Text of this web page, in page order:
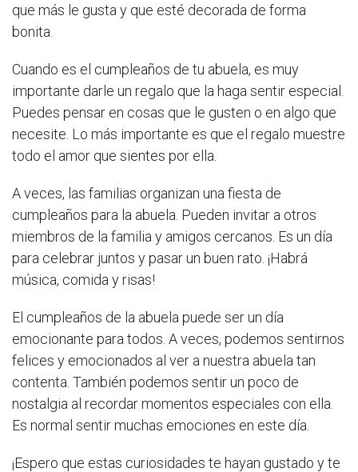
que más le gusta y que esté decorada de forma
bonita.
Cuando es el cumpleaños de tu abuela, es muy
importante darle un regalo que la haga sentir especial.
Puedes pensar en cosas que le gusten o en algo que
necesite. Lo más importante es que el regalo muestre
todo el amor que sientes por ella.
A veces, las familias organizan una fiesta de
cumpleaños para la abuela. Pueden invitar a otros
miembros de la familia y amigos cercanos. Es un día
para celebrar juntos y pasar un buen rato. ¡Habrá
música, comida y risas!
El cumpleaños de la abuela puede ser un día
emocionante para todos. A veces, podemos sentirnos
felices y emocionados al ver a nuestra abuela tan
contenta. También podemos sentir un poco de
nostalgia al recordar momentos especiales con ella.
Es normal sentir muchas emociones en este día.
¡Espero que estas curiosidades te hayan gustado y te